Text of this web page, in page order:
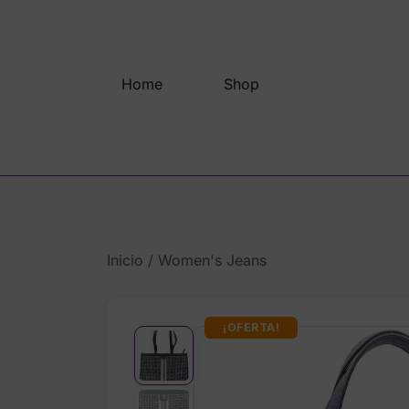
Home
Shop
Inicio / Women's Jeans
¡OFERTA!